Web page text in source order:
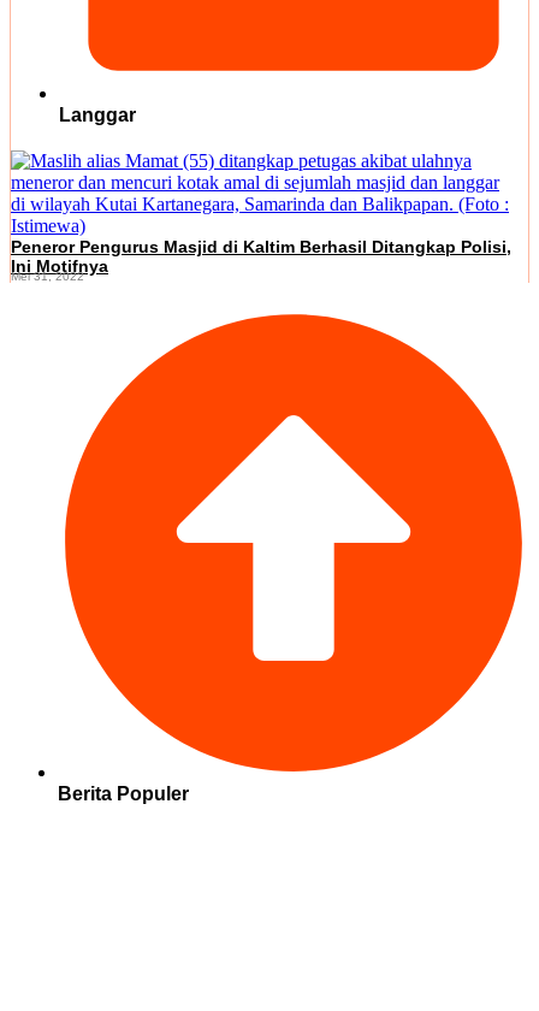
Langgar
Peneror Pengurus Masjid di Kaltim Berhasil Ditangkap Polisi,
Ini Motifnya
Mei 31, 2022
Berita Populer